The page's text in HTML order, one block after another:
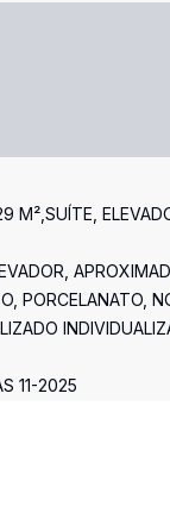
M²,SUÍTE,
PORCELANATO,
11-2025